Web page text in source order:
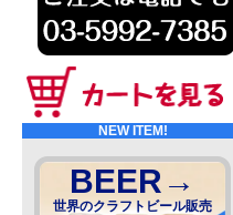
NEW ITEM!
BEER→
世界のクラフトビール販売